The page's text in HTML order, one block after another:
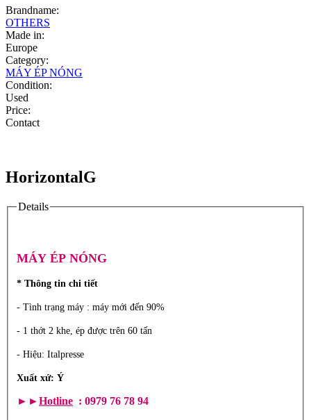
Brandname:
OTHERS
Made in:
Europe
Category:
MÁY ÉP NÓNG
Condition:
Used
Price:
Contact
HorizontalG
Details
MÁY ÉP NÓNG
* Thông tin chi tiết
- Tình trạng máy : máy mới đến 90%
- 1 thớt 2 khe, ép được trên 60 tấn
- Hiệu: Italpresse
Xuất xứ: Ý
►►Hotline : 0979 76 78 94